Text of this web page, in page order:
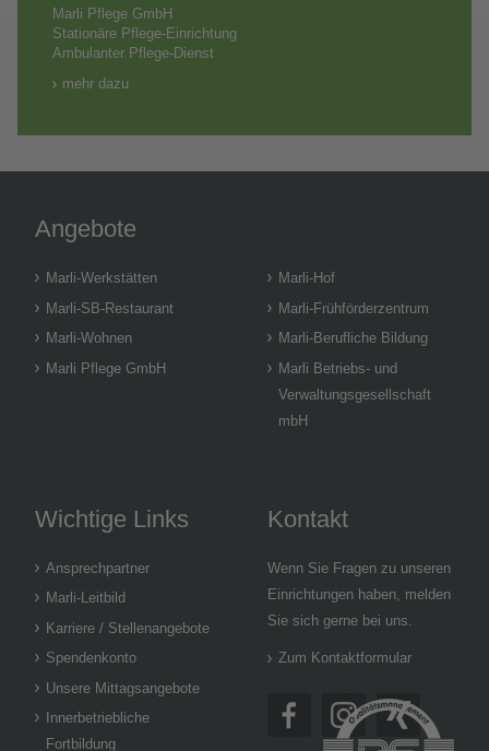
Marli Pflege GmbH
Stationäre Pflege-Einrichtung
Ambulanter Pflege-Dienst
mehr dazu
Angebote
Marli-Werkstätten
Marli-Hof
Marli-SB-Restaurant
Marli-Frühförderzentrum
Marli-Wohnen
Marli-Berufliche Bildung
Marli Pflege GmbH
Marli Betriebs- und
Verwaltungsgesellschaft
mbH
Wichtige Links
Ansprechpartner
Marli-Leitbild
Karriere / Stellenangebote
Spendenkonto
Unsere Mittagsangebote
Innerbetriebliche
Fortbildung
Kontakt
Wenn Sie Fragen zu unseren
Einrichtungen haben, melden
Sie sich gerne bei uns.
Zum Kontaktformular